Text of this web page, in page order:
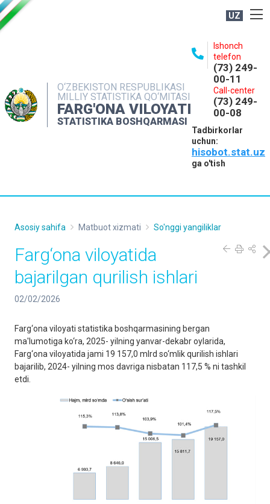
UZ
O‘ZBEKISTON RESPUBLIKASI
MILLIY STATISTIKA QO‘MITASI
FARG'ONA VILOYATI
STATISTIKA BOSHQARMASI
Ishonch
telefon
(73) 249-
00-11
Call-center
(73) 249-
00-08
Tadbirkorlar
uchun:
hisobot.stat.uz
ga o'tish
NASHRLAR
INTERAKTIV XIZMATLAR
MATBUOT XIZMATI
Asosiy sahifa Matbuot xizmati So'nggi yangiliklar
Farg‘ona viloyatida
bajarilgan qurilish ishlari
02/02/2026
Farg‘ona viloyati statistika boshqarmasining bergan
ma'lumotiga ko‘ra, 2025- yilning yanvar-dekabr oylarida,
Farg‘ona viloyatida jami 19 157,0 mlrd so‘mlik qurilish ishlari
bajarilib, 2024- yilning mos davriga nisbatan 117,5 % ni tashkil
etdi.